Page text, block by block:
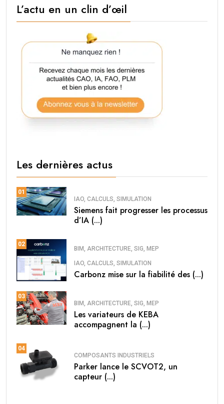
L’actu en un clin d’œil
Les dernières actus
01
IAO, CALCULS, SIMULATION
Siemens fait progresser les processus
d’IA (...)
02
BIM, ARCHITECTURE, SIG, MEP
IAO, CALCULS, SIMULATION
Carbonz mise sur la fiabilité des (...)
03
BIM, ARCHITECTURE, SIG, MEP
Les variateurs de KEBA
accompagnent la (...)
04
COMPOSANTS INDUSTRIELS
Parker lance le SCVOT2, un
capteur (...)